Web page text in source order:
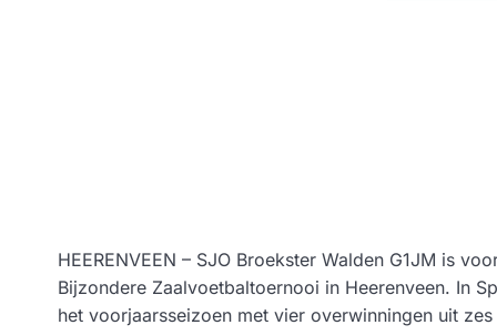
HEERENVEEN – SJO Broekster Walden G1JM is
Bijzondere Zaalvoetbaltoernooi in Heerenveen. In
het voorjaarsseizoen met vier overwinningen uit